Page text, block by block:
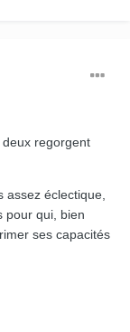
regorgent
éclectique,
pour qui, bien
ses capacités